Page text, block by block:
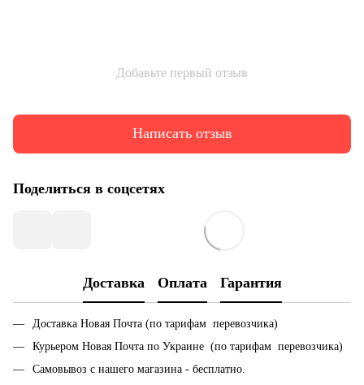
Добавьте первый отзыв
Написать отзыв
Поделиться в соцсетях
Доставка Оплата Гарантия
Доставка Новая Почта (по тарифам перевозчика)
Курьером Новая Почта по Украине (по тарифам перевозчика)
Самовывоз с нашего магазина - бесплатно.